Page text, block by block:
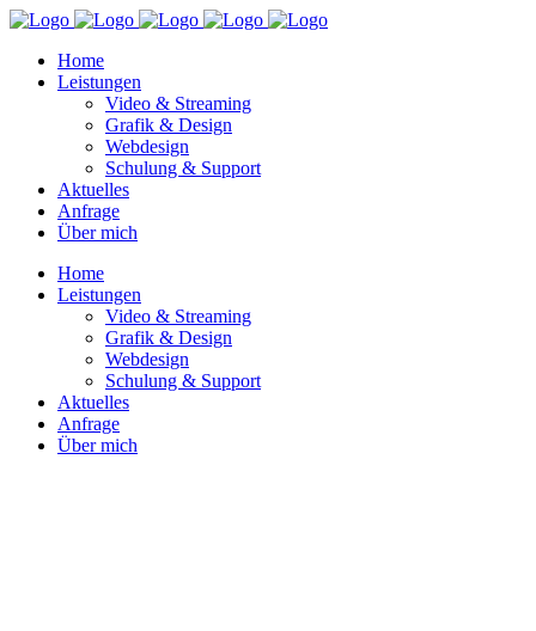
Home
Leistungen
Video & Streaming
Grafik & Design
Webdesign
Schulung & Support
Aktuelles
Anfrage
Über mich
Home
Leistungen
Video & Streaming
Grafik & Design
Webdesign
Schulung & Support
Aktuelles
Anfrage
Über mich